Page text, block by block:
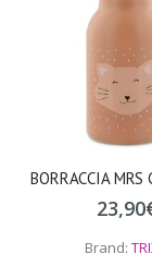
BORRACCIA MRS
23,90
Brand: